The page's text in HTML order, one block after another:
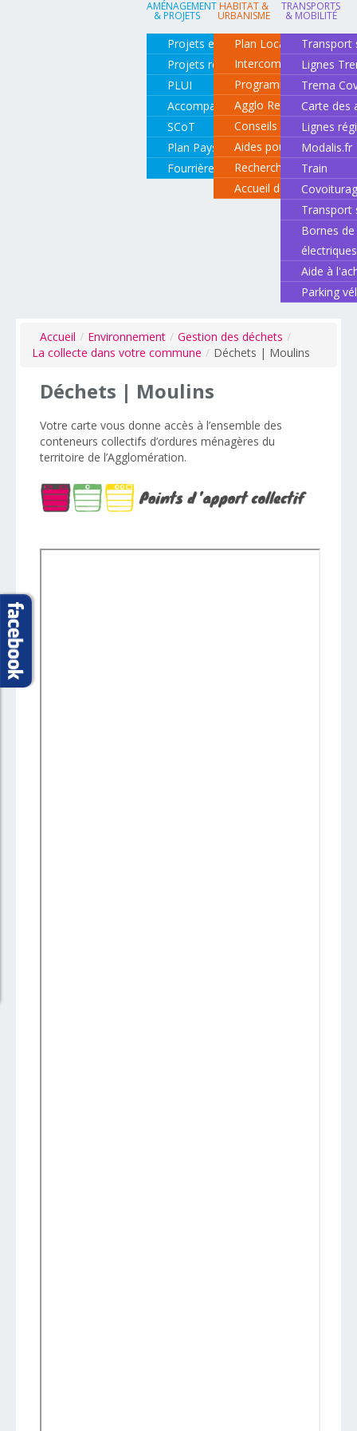
AMÉNAGEMENT
& PROJETS
Projets en cours
Projets réalisés
PLUI
Accompagnement de projets
SCoT
Plan Paysage
Fourrière animale
HABITAT &
URBANISME
Plan Local d'Urbanisme
Intercommunal
Programme local de
Agglo Renov
Conseils pour rénover
Aides pour rénover
Recherche d'un
Accueil des gens du
TRANSPORTS
& MOBILITÉ
Transport
Lignes
Trema
Carte des
Lignes
Modalis.fr
Train
Transport
Bornes
électriques
Aide à
Parking
Accueil / Environnement / Gestion des déchets /
La collecte dans votre commune / Déchets | Moulins
Déchets | Moulins
Votre carte vous donne accès à l’ensemble des
conteneurs collectifs d’ordures ménagères du
territoire de l’Agglomération.